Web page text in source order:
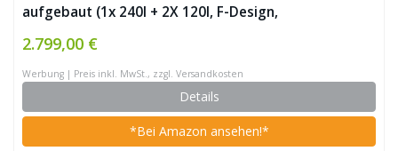
aufgebaut (1x 240l + 2X 120l, F-Design,
Pflanzenwanne, Edelstahl)
2.799,00 €
Werbung | Preis inkl. MwSt., zzgl. Versandkosten
Details
*Bei Amazon ansehen!*